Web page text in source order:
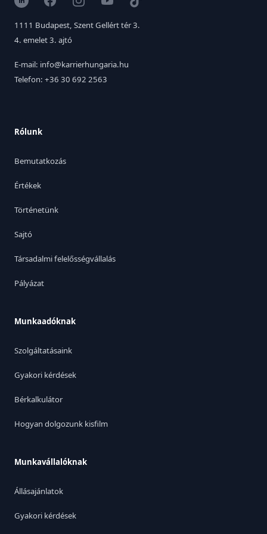
1111 Budapest, Szent Gellért tér 3.
4. emelet 3. ajtó
E-mail: info@karrierhungaria.hu
Telefon: +36 30 692 2563
Rólunk
Bemutatkozás
Értékek
Történetünk
Sajtó
Társadalmi felelősségvállalás
Pályázat
Munkaadóknak
Szolgáltatásaink
Gyakori kérdések
Bérkalkulátor
Hogyan dolgozunk kisfilm
Munkavállalóknak
Állásajánlatok
Gyakori kérdések